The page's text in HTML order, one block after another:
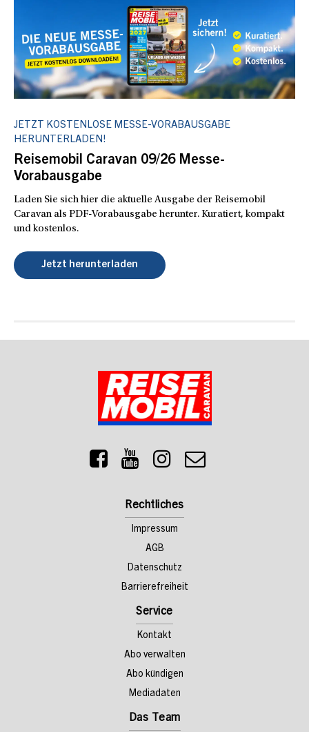
JETZT KOSTENLOSE MESSE-VORABAUSGABE
HERUNTERLADEN!
Reisemobil Caravan 09/26 Messe-
Vorabausgabe
Laden Sie sich hier die aktuelle Ausgabe der Reisemobil
Caravan als PDF-Vorabausgabe herunter. Kuratiert, kompakt
und kostenlos.
Jetzt herunterladen
Rechtliches
Impressum
AGB
Datenschutz
Barrierefreiheit
Service
Kontakt
Abo verwalten
Abo kündigen
Mediadaten
Das Team